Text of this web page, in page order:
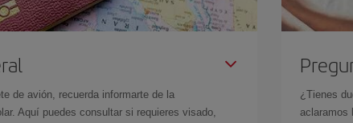
de avión, recuerda informarte de la
Aquí puedes consultar si requieres visado,
¿Tienes
aclaramos